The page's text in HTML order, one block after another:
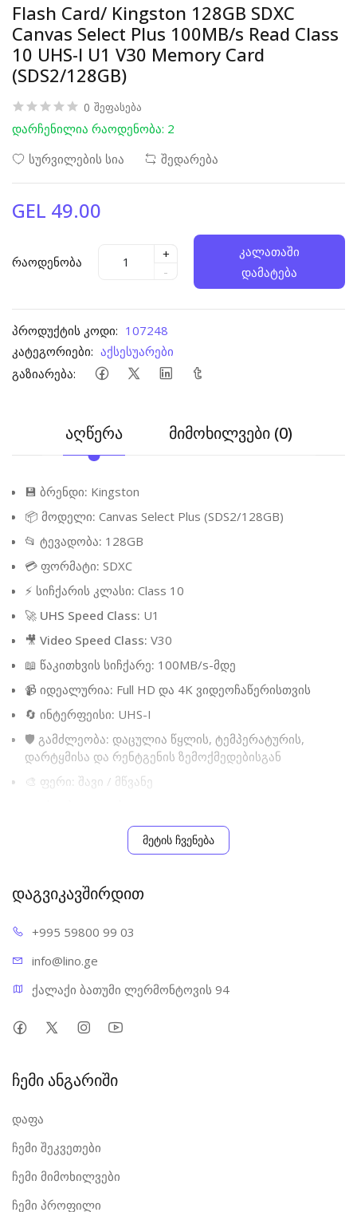
Flash Card/ Kingston 128GB SDXC
Canvas Select Plus 100MB/s Read Class
10 UHS-I U1 V30 Memory Card
(SDS2/128GB)
0 შეფასება
დარჩენილია რაოდენობა: 2
სურვილების სია
შედარება
GEL 49.00
რაოდენობა
+
-
კალათაში
დამატება
პროდუქტის კოდი: 107248
კატეგორიები: აქსესუარები
გაზიარება:
აღწერა მიმოხილვები (0)
💾 ბრენდი: Kingston
📦 მოდელი: Canvas Select Plus (SDS2/128GB)
📂 ტევადობა: 128GB
💳 ფორმატი: SDXC
⚡ სიჩქარის კლასი: Class 10
🚀 UHS Speed Class: U1
🎥 Video Speed Class: V30
📖 წაკითხვის სიჩქარე: 100MB/s-მდე
📹 იდეალურია: Full HD და 4K ვიდეოჩაწერისთვის
🔄 ინტერფეისი: UHS-I
🛡️ გამძლეობა: დაცულია წყლის, ტემპერატურის,
დარტყმისა და რენტგენის ზემოქმედებისგან
🎨 ფერი: შავი / მწვანე
📷 DSLR და Mirrorless კამერები
📸 ციფრული კამერები
🖨️ სხვა SDXC მხარდაჭერის მქონე მოწყობილობები
მეტის ჩვენება
დაგვიკავშირდით
+995 59800 99 03
info@lino.ge
ქალაქი ბათუმი ლერმონტოვის 94
ჩემი ანგარიში
დაფა
ჩემი შეკვეთები
ჩემი მიმოხილვები
ჩემი პროფილი